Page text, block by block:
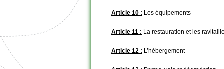
Article 10 : Les équipements
Article 11 : La restauration et les
Article 12 : L’hébergement